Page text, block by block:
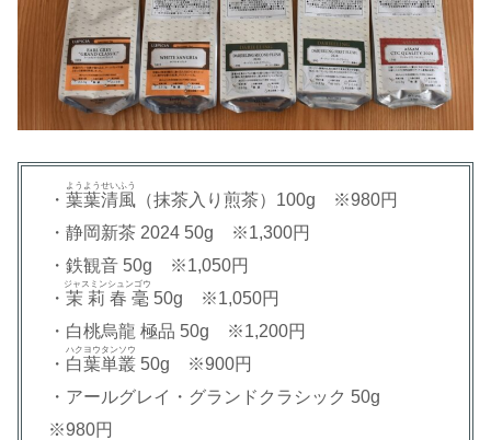
・ 葉葉清風
ようようせいふう
（抹茶入り煎茶）100g ※980円
・静岡新茶 2024 50g ※1,300円
・鉄観音 50g ※1,050円
・ 茉莉春毫
ジャスミンシュンゴウ
50g ※1,050円
・白桃烏龍 極品 50g ※1,200円
・ 白葉単叢
ハクヨウタンソウ
50g ※900円
・アールグレイ・グランドクラシック 50g
※980円